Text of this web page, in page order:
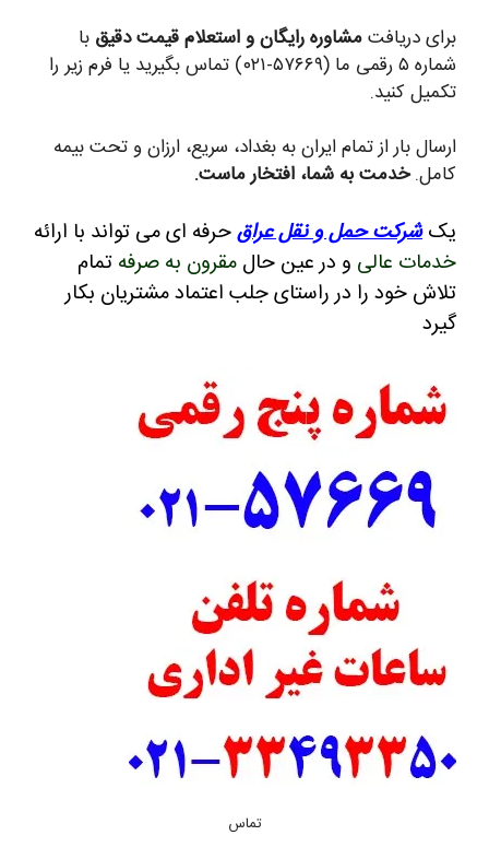
برای دریافتمشاوره رایگان و استعلام قیمت دقیق با
شماره ۵ رقمی ما (۵۷۶۶۹-۰۲۱) تماس بگیرید یا فرم زیر را
تکمیل کنید.
ارسال بار از تمام ایران به بغداد، سریع، ارزان و تحت بیمه
کامل.خدمت به شما، افتخار ماست.
یکشرکت حمل و نقل عراقحرفه ای می تواند با ارائه
خدمات عالی و در عین حال مقرون به صرفه تمام
تلاش خود را در راستای جلب اعتماد مشتریان بکار
گیرد
تماس